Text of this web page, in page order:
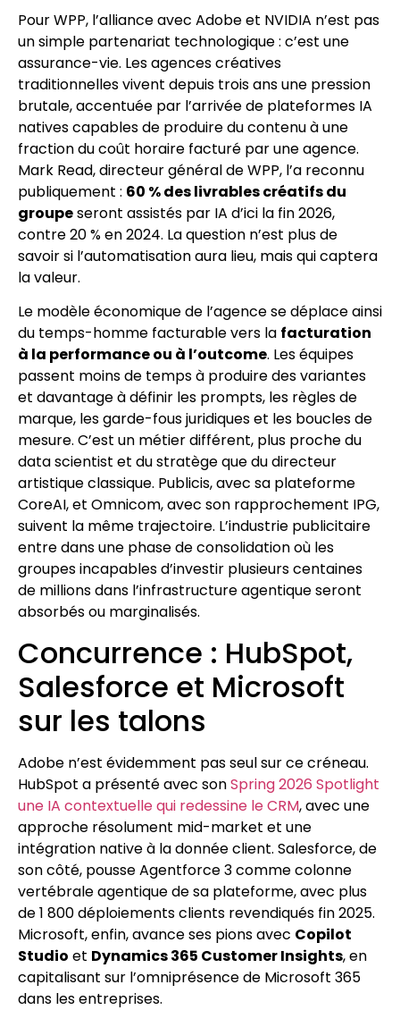
Pour WPP, l’alliance avec Adobe et NVIDIA n’est pas
un simple partenariat technologique : c’est une
assurance-vie. Les agences créatives
traditionnelles vivent depuis trois ans une pression
brutale, accentuée par l’arrivée de plateformes IA
natives capables de produire du contenu à une
fraction du coût horaire facturé par une agence.
Mark Read, directeur général de WPP, l’a reconnu
publiquement : 60 % des livrables créatifs du
groupeseront assistés par IA d’ici la fin 2026,
contre 20 % en 2024. La question n’est plus de
savoir si l’automatisation aura lieu, mais qui captera
la valeur.
Le modèle économique de l’agence se déplace ainsi
du temps-homme facturable vers la facturation
à la performance ou à l’outcome. Les équipes
passent moins de temps à produire des variantes
et davantage à définir les prompts, les règles de
marque, les garde-fous juridiques et les boucles de
mesure. C’est un métier différent, plus proche du
data scientist et du stratège que du directeur
artistique classique. Publicis, avec sa plateforme
CoreAI, et Omnicom, avec son rapprochement IPG,
suivent la même trajectoire. L’industrie publicitaire
entre dans une phase de consolidation où les
groupes incapables d’investir plusieurs centaines
de millions dans l’infrastructure agentique seront
absorbés ou marginalisés.
Concurrence : HubSpot,
Salesforce et Microsoft
sur les talons
Adobe n’est évidemment pas seul sur ce créneau.
HubSpot a présenté avec sonSpring 2026 Spotlight
une IA contextuelle qui redessine le CRM, avec une
approche résolument mid-market et une
intégration native à la donnée client. Salesforce, de
son côté, pousse Agentforce 3 comme colonne
vertébrale agentique de sa plateforme, avec plus
de 1 800 déploiements clients revendiqués fin 2025.
Microsoft, enfin, avance ses pions avec Copilot
Studio et Dynamics 365 Customer Insights, en
capitalisant sur l’omniprésence de Microsoft 365
dans les entreprises.